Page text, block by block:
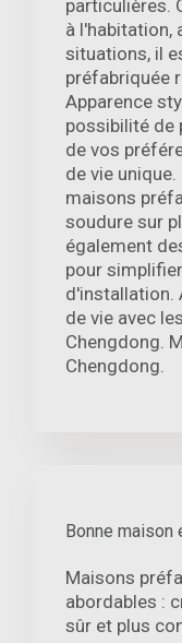
particulières.
à l'habitation,
situations, il
préfabriquée
Apparence
possibilité de
de vos
de vie
maisons
soudure sur
également
pour
d'installation.
de vie avec
Chengdong.
Chengdong.
Bonne maison
Maisons
abordables :
sûr et plus